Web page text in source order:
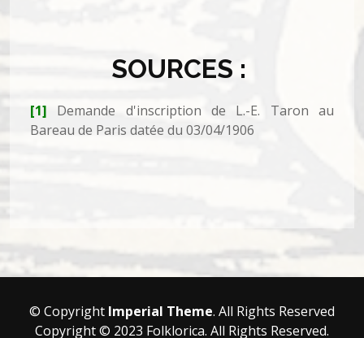
SOURCES :
[1] Demande d'inscription de L.-E. Taron au
Bareau de Paris datée du 03/04/1906
© Copyright Imperial Theme. All Rights Reserved
Copyright © 2023 Folklorica. All Rights Reserved.